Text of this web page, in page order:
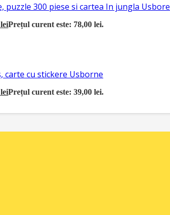
puzzle 300 piese si cartea In jungla Usbore
leiPrețul curent este: 78,00 lei.
carte cu stickere Usborne
leiPrețul curent este: 39,00 lei.